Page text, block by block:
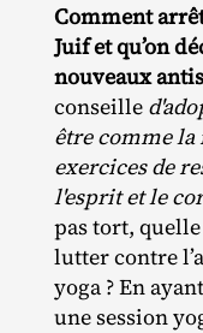
Comment
Juif et qu’on
nouveaux
conseille
être comme la
exercices de
l'esprit et le
pas tort,
lutter contre
yoga ? En
une session